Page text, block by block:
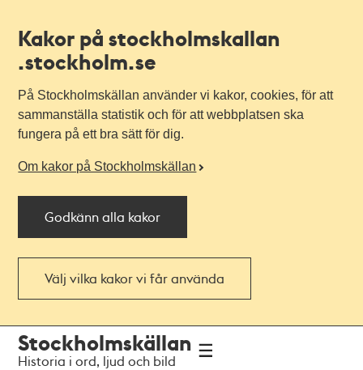
Kakor på stockholmskallan
.stockholm.se
På Stockholmskällan använder vi kakor, cookies, för att
sammanställa statistik och för att webbplatsen ska
fungera på ett bra sätt för dig.
Om kakor på Stockholmskällan
Godkänn alla kakor
Välj vilka kakor vi får använda
navigationen
huvudinnehållet
Stockholmskällan
Historia i ord, ljud och bild